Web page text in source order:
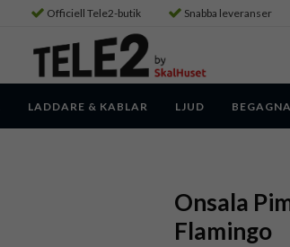
Officiell Tele2-butik Snabba leveranser
LADDARE & KABLAR LJUD
Onsala
Flamingo